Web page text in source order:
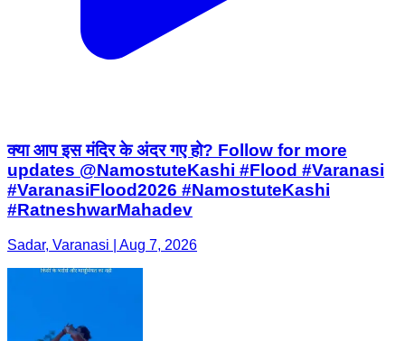
क्या आप इस मंदिर के अंदर गए हो? Follow for more
updates @NamostuteKashi #Flood #Varanasi
#VaranasiFlood2026 #NamostuteKashi
#RatneshwarMahadev
Sadar, Varanasi | Aug 7, 2026